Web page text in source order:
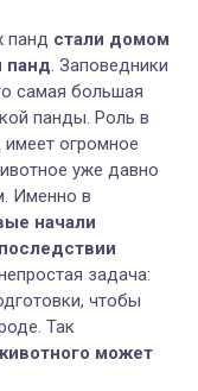
панд стали домом
панд. Заповедники
самая большая
панды. Роль в
имеет огромное
уже давно
Именно в
начали
задача:
чтобы
Так
может